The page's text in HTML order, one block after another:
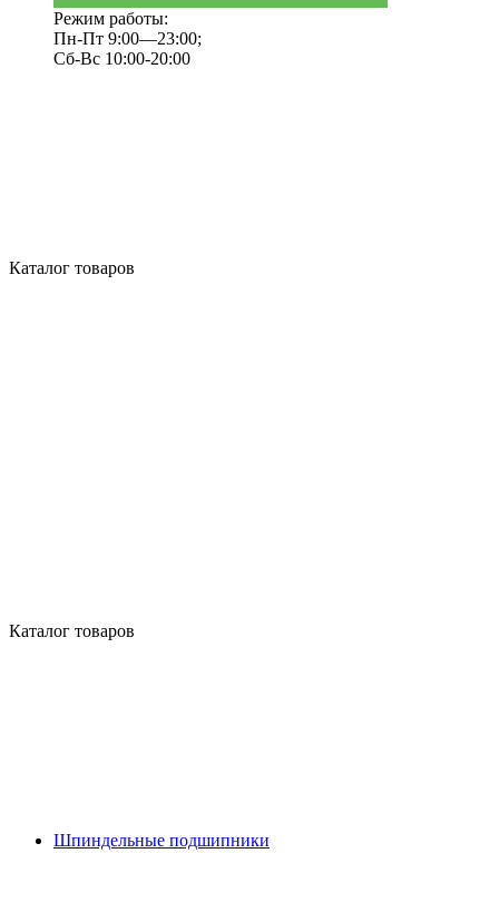
Режим работы:
Пн-Пт 9:00—23:00;
Сб-Вс 10:00-20:00
Каталог товаров
Каталог товаров
Шпиндельные подшипники